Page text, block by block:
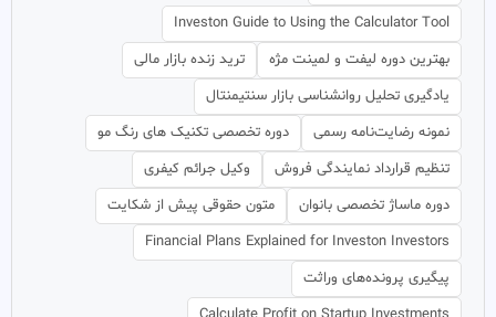
Investon Guide to Using the Calculator Tool
بهترین دوره لیفت و لمینت مژه
ترید زنده بازار مالی
یادگیری تحلیل روانشناسی بازار سنتیمنتال
نمونه رضایت‌نامه رسمی
دوره تخصصی تکنیک های رنگ مو
تنظیم قرارداد نمایندگی فروش
وکیل جرائم کیفری
دوره ماساژ تخصصی بانوان
متون حقوقی پیش از شکایت
Financial Plans Explained for Investon Investors
پیگیری پرونده‌های وراثت